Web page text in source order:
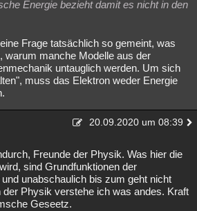
Energie bezieht damit es nicht in den
Frage tatsächlich so gemeint, was
warum manche Modelle aus der
untauglich werden. Um sich
muss das Elektron weder Energie
20.09.2020 um 08:39
Freunde der Physik. Was hier die
sind Grundfunktionen der
unabschaulich bis zum geht nicht
der Physik verstehe ich was andes. Kraft
Geseetz.